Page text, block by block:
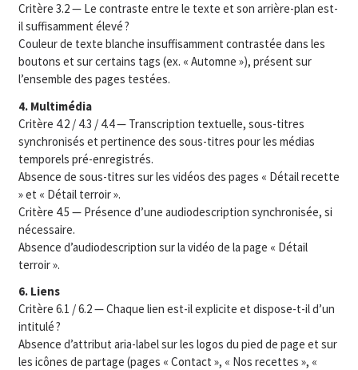
Critère 3.2 — Le contraste entre le texte et son arrière-plan est-
il suffisamment élevé ?
Couleur de texte blanche insuffisamment contrastée dans les
boutons et sur certains tags (ex. « Automne »), présent sur
l’ensemble des pages testées.
4. Multimédia
Critère 4.2 / 4.3 / 4.4 — Transcription textuelle, sous-titres
synchronisés et pertinence des sous-titres pour les médias
temporels pré-enregistrés.
Absence de sous-titres sur les vidéos des pages « Détail recette
» et « Détail terroir ».
Critère 4.5 — Présence d’une audiodescription synchronisée, si
nécessaire.
Absence d’audiodescription sur la vidéo de la page « Détail
terroir ».
6. Liens
Critère 6.1 / 6.2 — Chaque lien est-il explicite et dispose-t-il d’un
intitulé ?
Absence d’attribut aria-label sur les logos du pied de page et sur
les icônes de partage (pages « Contact », « Nos recettes », «